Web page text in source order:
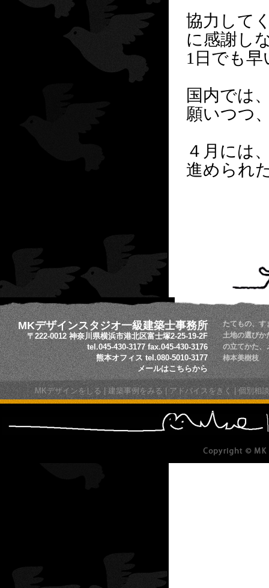
協力して
に感謝し
1 日でも
国内では
願いつつ
４月には
進められ
MKデザインスタジオ一級建築士事務所
〒222-0012 神奈川県横浜市港北区富士塚2-25-19-2F
tel.045-430-3177 fax.045-430-3176
熊本オフィス tel.080-5010-3177
メールはこちらから
たてもの、す
土地の選びか
の立てかた、
柿本美樹枝
MKデザインをしる|建築事例をみる|アドバイスをきく|個別相